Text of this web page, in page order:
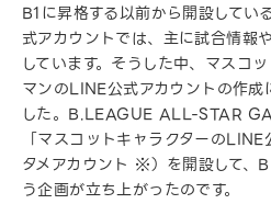
B1に昇格する以前から開設してい
式アカウントでは、主に試合情報
しています。そうした中、マスコ
マンのLINE公式アカウントの作
した。B.LEAGUE ALL-STAR
「マスコットキャラクターの
タメアカウント ※）を開設して、
う企画が立ち上がったのです。